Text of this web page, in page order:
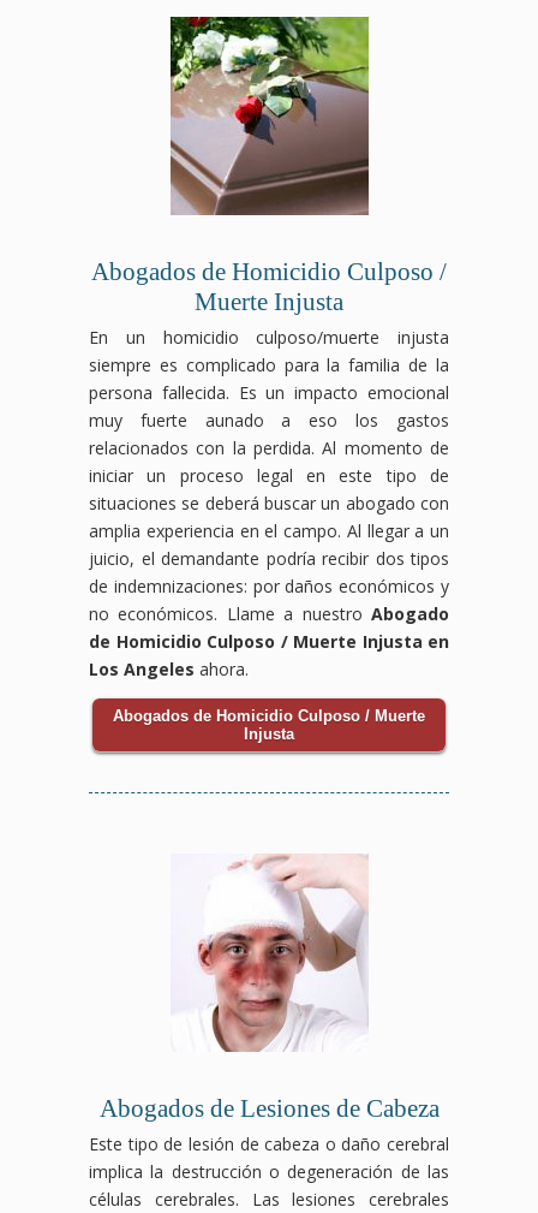
Abogados de Homicidio Culposo /
Muerte Injusta
En un homicidio culposo/muerte injusta
siempre es complicado para la familia de la
persona fallecida. Es un impacto emocional
muy fuerte aunado a eso los gastos
relacionados con la perdida. Al momento de
iniciar un proceso legal en este tipo de
situaciones se deberá buscar un abogado con
amplia experiencia en el campo. Al llegar a un
juicio, el demandante podría recibir dos tipos
de indemnizaciones: por daños económicos y
no económicos. Llame a nuestro Abogado
de Homicidio Culposo / Muerte Injusta en
Los Angeles ahora.
Abogados de Homicidio Culposo / Muerte
Injusta
Abogados de Lesiones de Cabeza
Este tipo de lesión de cabeza o daño cerebral
implica la destrucción o degeneración de las
células cerebrales. Las lesiones cerebrales